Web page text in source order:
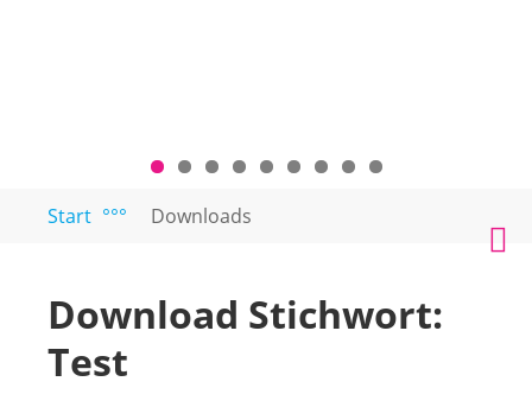
PAARTEXT
Coaching
und
Paare
Start °°° Downloads
Download Stichwort:
Test